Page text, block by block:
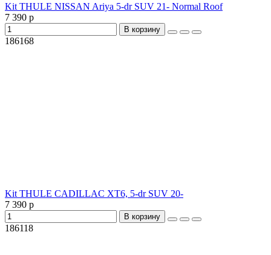
Kit THULE NISSAN Ariya 5-dr SUV 21- Normal Roof
7 390 р
В корзину
186168
Kit THULE CADILLAC XT6, 5-dr SUV 20-
7 390 р
В корзину
186118